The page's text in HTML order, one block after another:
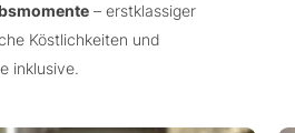
– erstklassiger
Köstlichkeiten und
inklusive.